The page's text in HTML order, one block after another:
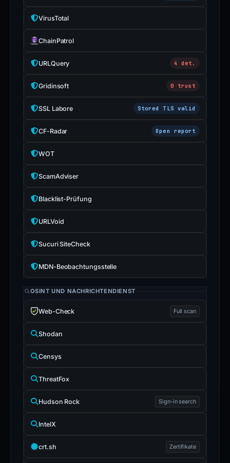
VirusTotal
ChainPatrol
URLQuery 4 det.
Gridinsoft 0 trust
SSL Labore Stored TLS valid
CF-Radar Open report
WOT
ScamAdviser
Blacklist-Prüfung
URLVoid
Sucuri SiteCheck
MDN-Beobachtungsstelle
OSINT UND NACHRICHTENDIENST
Web-Check Full scan
Shodan
Censys
ThreatFox
Hudson Rock Sign-in search
IntelX
crt.sh Zertifikate